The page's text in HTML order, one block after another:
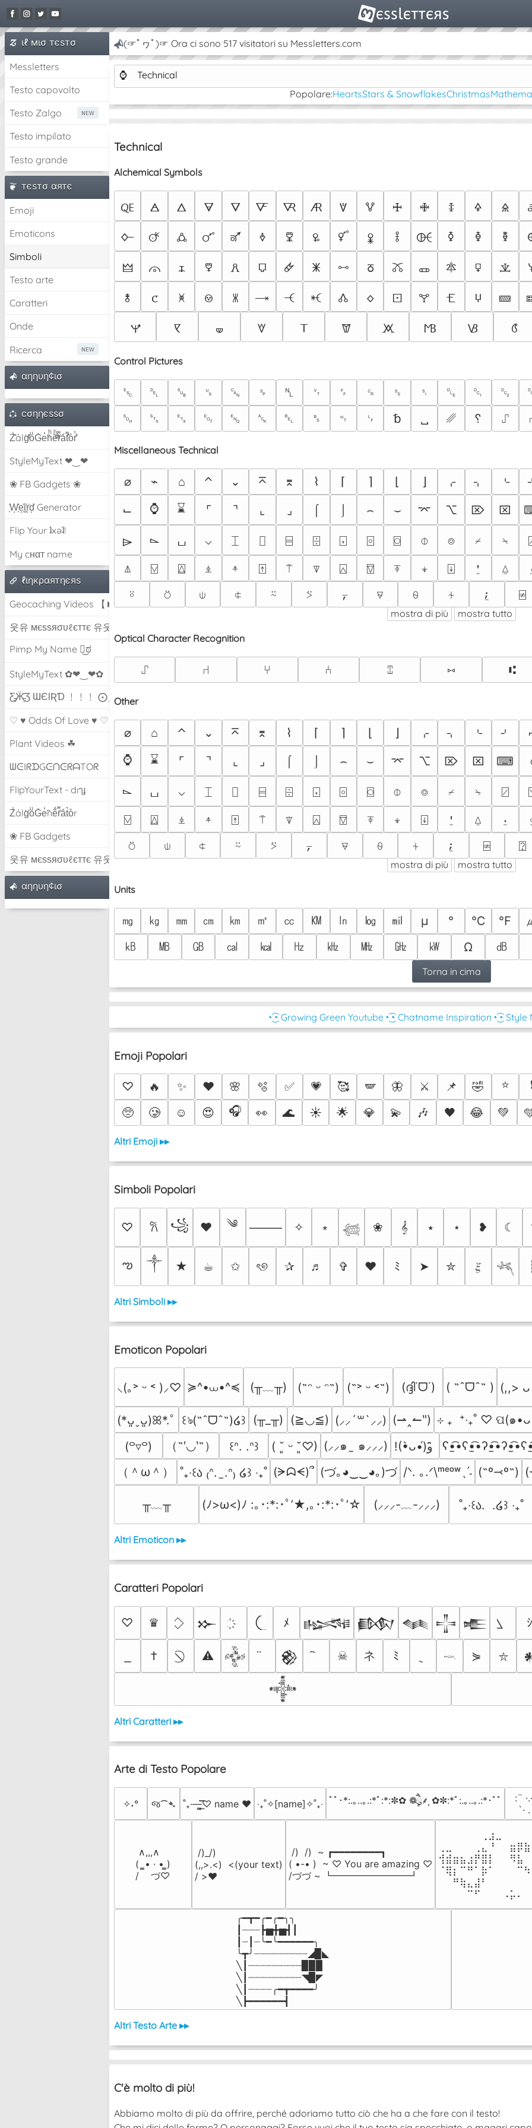
ιℓ мισ тєѕтσ
Messletters
Testo capovolto
Testo Zalgo
Testo impilato
Testo grande
тєѕтσ αятє
Emoji
Emoticons
Simboli
Testo arte
Caratteri
Onde
Ricerca
αηηυη¢ισ
cσηηєѕѕσ
Z̾̽ảlg̀͐ͭ̽oͧG̀e̒̃nͪȅͪͫ̏̐r͌̑á͑t͌̑͛o̊r̓̐
StyleMyText ❤‿❤
❀ FB Gadgets ❀
͕͗W͕͕͗͗e͕͕͗͗i͕͕͗͗r͕͗d͕͗ Generator
Flip Your ʇxəʇ!
My cнαт name
ℓιηкραятηєяѕ
Geocaching Videos 【►】
웃유 мєѕѕяσυℓєттє 유웃
Pimp My Name ಠ͜ಠ
StyleMyText ✿❤‿❤✿
Ƹ̵̡Ӝ̵̨̄Ʒ ƜЄƖƦƊ ﹗﹗﹗ ⨀_⨀
♡ ♥ Odds Of Love ♥ ♡
Plant Videos ☘
ᗯᕮIᖇᗪGᕮᑎᕮᖇᗩTOᖇ
FlipYourText - dıๅɟ
Z̾ảlg̀͐oͧG̀e̒̃nȅ̐r͌̑á͑t͛o̊r
❀ FB Gadgets
웃유 мєѕѕяσυℓєттє 유웃
αηηυη¢ισ
(☞ﾟヮﾟ)☞ Ora ci sono 517 visitatori su Messletters.com
⌚
Technical
Popolare:HeartsStars & SnowflakesChristmas
Technical
Alchemical Symbols
🜀 🜁 🜂 🜃 🜄 🜅 🜆 🜇 🜈 🜉 🜊 🜋 🜌 🜍 🜎
🜙 🜚 🜛 🜜 🜝 🜞 🜟 🜠 🜡 🜢 🜣 🜤 🜥 🜦 🜧
🜲 🜳 🜴 🜵 🜶 🜷 🜸 🜹 🜺 🜻 🜼 🜽 🜾 🜿 🝀
🝋 🝌 🝍 🝎 🝏 🝐 🝑 🝒 🝓 🝔 🝕 🝖 🝗 🝘 🝙
🝤 🝥 🝦 🝧 🝨 🝩 🝪 🝫 🝬 🝭
Control Pictures
␛ ␡ ␚ ␟ ␘ ␠ ␤ ␋ ␌ ␍ ␎ ␏ ␐ ␑ ␒
␁
␂ ␃ ␄ ␅ ␆ ␇ ␈ ␉ ␊ ␢ ␣ ␥ ␦ ⑀
Miscellaneous Technical
⌀ ⌁ ⌂ ⌃ ⌄ ⌅ ⌆ ⌇ ⌈ ⌉ ⌊ ⌋ ⌌ ⌍ ⌎ ⌏
⌙
⌚ ⌛ ⌜ ⌝ ⌞ ⌟ ⌠ ⌢ ⌣ ⌤ ⌥ ⌦ ⌧
⌲ ⌳ ⌴ ⌵ ⌶ ⌷ ⌸ ⌹ ⌺ ⌻ ⌼ ⌽ ⌾ ⌿ ⍀
⍋
⍌ ⍍ ⍎ ⍏ ⍐ ⍑ ⍒ ⍓ ⍔ ⍕ ⍖ ⍗ ⍘ ⍙
⍤
⍥ ⍦ ⍧ ⍨ ⍩ ⍪ ⍫ ⍬ ⍭ ⍮ ⍯
mostra di più mostra tutto
Optical Character Recognition
⑀ ⑁ ⑂ ⑃ ⑄ ⑅ ⑆
Other
⌀ ⌂ ⌃ ⌄ ⌅ ⌆ ⌇ ⌈ ⌉ ⌊ ⌋ ⌌ ⌍ ⌎ ⌏
⌚
⌛ ⌜ ⌝ ⌞ ⌟ ⌠ ⌢ ⌣ ⌤ ⌥ ⌦ ⌧ ⌨
⌳ ⌴ ⌵ ⌶ ⌷ ⌸ ⌹ ⌺ ⌻ ⌼ ⌽ ⌾ ⌿ ⍀ ⍁
⍌
⍍ ⍎ ⍏ ⍐ ⍑ ⍒ ⍓ ⍔ ⍕ ⍖ ⍗ ⍘ ⍙ ⍚
⍥
⍦ ⍧ ⍨ ⍩ ⍪ ⍫ ⍬ ⍭ ⍮ ⍯ ⍰
mostra di più mostra tutto
Units
㎎ ㎏ ㎜ ㎝ ㎞ ㎡ ㏄ ㏎ ㏑ ㏒ ㏕ μ ° ℃ ℉
㎅
㎆ ㎇ ㎈ ㎉ ㎐ ㎑ ㎒ ㎓ ㎾ Ω ㏈
Torna in cima
◔͜͡◔ Growing Green Youtube ◔͜͡◔ Chatname Inspiration ◔͜͡◔ Style
Emoji Popolari
♡ 🔥 ✨ ❤️ 🌸 🫧 ✅ 💗 🥰 🪽 🦋 ⚔️ 📌 🤣 ⭐
🥺
🥲 ☺️ 😍 🎧 👀 🌊 ☀️ 🌟 💎 💫 🎶 🖤 😂 💚
Altri Emoji ▸▸
Simboli Popolari
♡ 𐙚 ꧁ ♥ ༄ ⸻ ✧ ⭒ 𓆉 ❀ 𝄞 ⭑ ⋆ ❥ ☾
ఌ ༒︎ ★ ☕︎ ✩ ৎ୭ ✰ ♬ ✞ ❤ ﾐ ➤ ✮ 𝜉 𓆈 ┊
Altri Simboli ▸▸
Emoticon Popolari
⸜(｡˃ ᵕ ˂ )⸝♡ ≽^•⩊•^≼ (╥﹏╥) (˶ᵔ ᵕ ᵔ˶) (˶˃ ᵕ ˂˶) (ദ്ദി˙ᗜ˙) ( ˶ˆᗜˆ˵ ) (,,>
(*ᴗ͈ˬᴗ͈)ꕤ*.ﾟ ꒰ঌ(˶ˆᗜˆ˵)໒꒱ (╥_╥) (≧◡≦) (⸝⸝´꒳`⸝⸝) (⇀‸↼‶) ⊹ ₊  ⁺‧₊˚ ♡ ପ(๑
(꒪▿꒪)
（˶′◡‵˶） ꒰ᐢ. .ᐢ꒱ ( ˘͈ ᵕ ˘͈♡) (⸝⸝๑  ̫ ๑⸝⸝⸝)
（＾ω＾）
˚₊‧꒰ა ₍ᐢ.  ̫.ᐢ₎ ໒꒱ ‧₊˚ (ᗒᗣᗕ)՞ (づ｡◕‿‿◕｡)づ /ᐠ. ｡.ᐟ\ᵐᵉᵒʷˎˊ˗ (˶º⤙º˶)
╥﹏╥ (ﾉ>ω<)ﾉ :｡･:*:･ﾟ’★,｡･:*:･ﾟ’☆ (⸝⸝⸝-﹏-⸝⸝⸝) ˚₊‧꒰ა.  .໒꒱ ‧₊˚
Altri Emoticon ▸▸
Caratteri Popolari
♡ ♛ 𒁍 ﾒ 𒈙 𒁃 𒈝 𒋲 𒍫 ｼ
† ⚠ 𒅒 𒆙 ☠ ネ ﾐ 𓎖 ⋟ ⛥
𒀱
Altri Caratteri ▸▸
Arte di Testo Popolare
✧˖° જ⁀➴ ˚₊·—̳͟͞͞♡ name ♥️ ‎‧₊˚✧[name]✧˚₊‧ ﾟﾟ･*:.｡..｡.:*ﾟ:*:✼✿ ❁ཻུ۪۪⸙͎ ✿✼:*ﾟ:.｡..｡.:*･ﾟﾟ
⠀:¨
⠀ `·
∧,,,∧
(  ̳• · • ̳)
/    づ♡
/)_/)
(,,>.<)  <(your text)
/ >❤️
/)  /)  ~ ┏━━━━━━━━┓
( •-• )  ~ ♡ You are amazing ♡
/づづ ~ ┗━━━━━━━━┛
╭━┳━╭━╭━╮╮
┃┈┈┈┣▅╋▅┫┃
┃┈┃┈╰━╰━━━━━━╮
╰┳╯┈┈┈┈┈┈┈┈┈◢▉◣
╲┃┈┈┈┈┈┈┈┈┈▉▉▉
╲┃┈┈┈┈┈┈┈┈┈◥▉◤
╲┃┈┈┈┈╭━┳━━━━╯
╲┣━━━━━━┫﻿
Altri Testo Arte ▸▸
C'è molto di più!
Abbiamo molto di più da offrire, perché adoriamo tutto ciò che ha a che fare con il testo!